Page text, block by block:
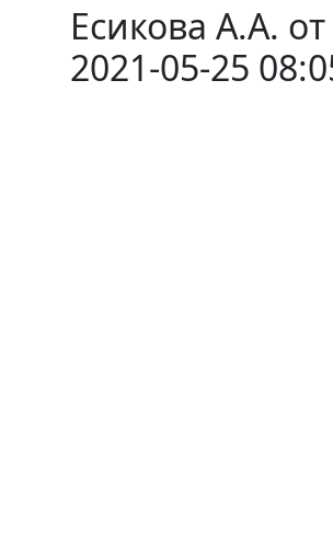
Есикова А.А. от
2021-05-25